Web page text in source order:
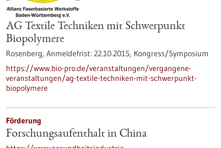
AG Textile Techniken mit Schwerpunkt
Biopolymere
Rosenberg, Anmeldefrist: 22.10.2015, Kongress/Symposium
https://www.bio-pro.de/veranstaltungen/vergangene-
veranstaltungen/ag-textile-techniken-mit-schwerpunkt-
biopolymere
Förderung
Forschungsaufenthalt in China